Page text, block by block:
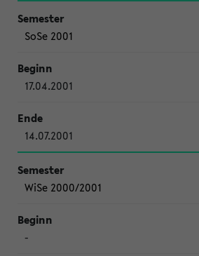
SoSe 2001
17.04.2001
14.07.2001
WiSe 2000/2001
-